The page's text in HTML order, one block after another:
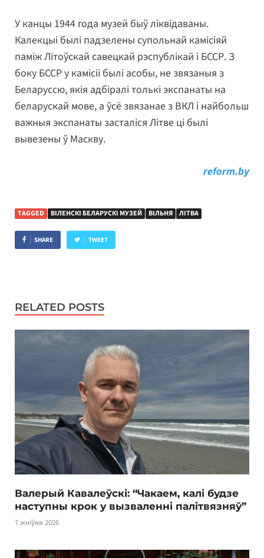
У канцы 1944 года музей быў ліквідаваны.
Калекцыі былі падзелены супольнай камісіяй
паміж Літоўскай савецкай рэспублікай і БССР. З
боку БССР у камісіі былі асобы, не звязаныя з
Беларуссю, якія адбіралі толькі экспанаты на
беларускай мове, а ўсё звязанае з ВКЛ і найбольш
важныя экспанаты засталіся Літве ці былі
вывезены ў Маскву.
reform.by
TAGGED ВІЛЕНСКІ БЕЛАРУСКІ МУЗЕЙ ВІЛЬНЯ ЛІТВА
SHARE TWEET
RELATED POSTS
Валерый Кавалеўскі: “Чакаем, калі будзе
наступны крок у вызваленні палітвязняў”
7 жніўня 2026